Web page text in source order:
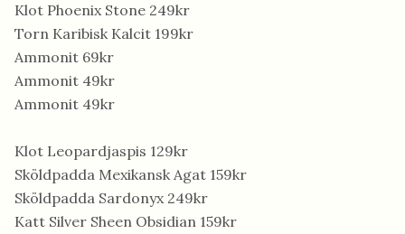
Klot Phoenix Stone 249kr
Torn Karibisk Kalcit 199kr
Ammonit 69kr
Ammonit 49kr
Ammonit 49kr
Klot Leopardjaspis 129kr
Sköldpadda Mexikansk Agat 159kr
Sköldpadda Sardonyx 249kr
Katt Silver Sheen Obsidian 159kr